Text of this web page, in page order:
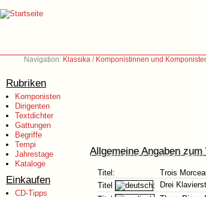
Navigation: Klassika / Komponistinnen und
Rubriken
Komponisten
Dirigenten
Textdichter
Gattungen
Begriffe
Tempi
Jahrestage
Kataloge
Einkaufen
CD-Tipps
Allgemeine Angaben
Titel:
Trois
Titel
:
Drei